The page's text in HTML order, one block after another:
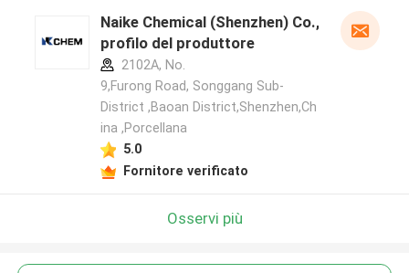
Naike Chemical (Shenzhen) Co., Ltd
profilo del produttore
2102A, No.
9,Furong Road, Songgang Sub-
District ,Baoan District,Shenzhen,Ch
ina ,Porcellana
5.0
Fornitore verificato
Osservi più